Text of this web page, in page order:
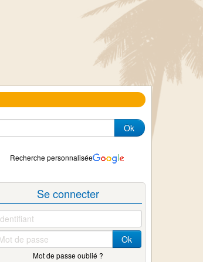
Ok
Recherche personnalisée
Se connecter
Ok
Mot de passe oublié ?